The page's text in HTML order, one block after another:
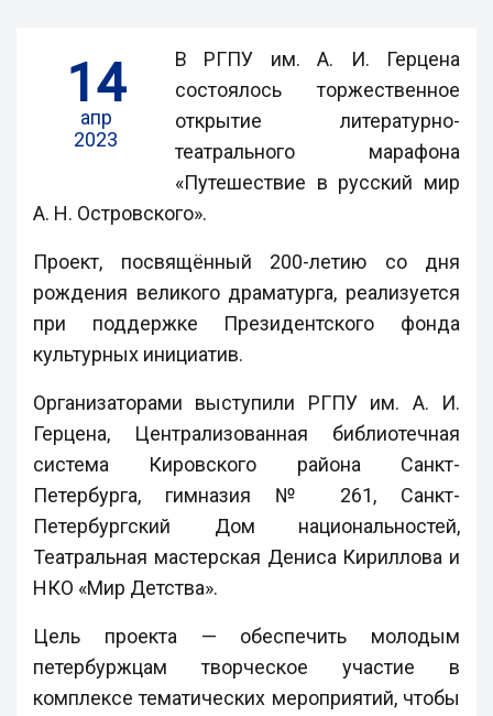
14
апр
2023
В РГПУ им. А. И. Герцена
состоялось торжественное
открытие литературно-
театрального марафона
«Путешествие в русский мир
А. Н. Островского».
Проект, посвящённый 200-летию со дня
рождения великого драматурга, реализуется
при поддержке Президентского фонда
культурных инициатив.
Организаторами выступили РГПУ им. А. И.
Герцена, Централизованная библиотечная
система Кировского района Санкт-
Петербурга, гимназия № 261, Санкт-
Петербургский Дом национальностей,
Театральная мастерская Дениса Кириллова и
НКО «Мир Детства».
Цель проекта — обеспечить молодым
петербуржцам творческое участие в
комплексе тематических мероприятий, чтобы